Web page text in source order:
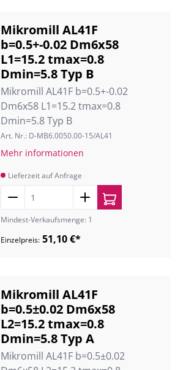
Mikromill AL41F
b=0.5+-0.02 Dm6x58
L1=15.2 tmax=0.8
Dmin=5.8 Typ B
Mikromill AL41F b=0.5+-0.02
Dm6x58 L1=15.2 tmax=0.8
Dmin=5.8 Typ B
Art. Nr.: D-MB6.0050.00-15/AL41
Mehr informationen
Lieferzeit auf Anfrage
Mindest-Verkaufsmenge: 1
Einzelpreis: 51,10 €*
Mikromill AL41F
b=0.5±0.02 Dm6x58
L2=15.2 tmax=0.8
Dmin=5.8 Typ A
Mikromill AL41F b=0.5±0.02